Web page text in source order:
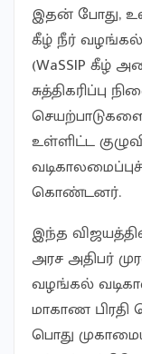
இதன் போது,
கீழ் நீர் வழங்கல்
(WaSSIP கீழ்
உள்ளிட்ட
கொண்டனர்.
இந்த
அரச அதிபர்
வழங்கல்
மாகாண பிரதி
பொது